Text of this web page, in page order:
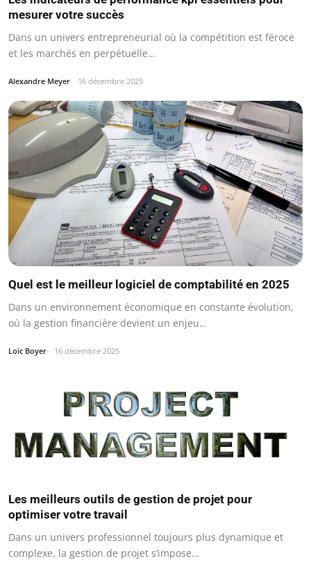
mesurer votre succès
Dans un univers entrepreneurial où la compétition est féroce
et les marchés en perpétuelle…
Alexandre Meyer 16 décembre 2025
Quel est le meilleur logiciel de comptabilité en 2025
Dans un environnement économique en constante évolution,
où la gestion financière devient un enjeu…
Loïc Boyer 16 décembre 2025
Les meilleurs outils de gestion de projet pour
optimiser votre travail
Dans un univers professionnel toujours plus dynamique et
complexe, la gestion de projet s’impose…